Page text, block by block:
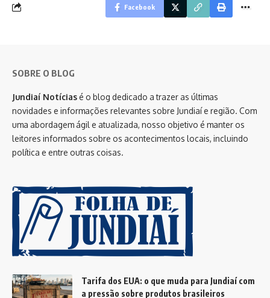
Facebook
SOBRE O BLOG
Jundiaí Notícias é o blog dedicado a trazer as últimas
novidades e informações relevantes sobre Jundiaí e região. Com
uma abordagem ágil e atualizada, nosso objetivo é manter os
leitores informados sobre os acontecimentos locais, incluindo
política e entre outras coisas.
Tarifa dos EUA: o que muda para Jundiaí com
a pressão sobre produtos brasileiros